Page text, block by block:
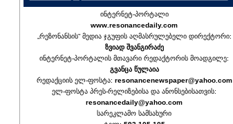
ინტერნეტ-პორტალი
www.resonancedaily.com
„რეზონანსის“ მედია ჯგუფის აღმასრულებელი დირექტორი:
ზვიად შვანგირაძე
ინტერნეტ-პორტალის მთავარი რედაქტორის მოადგილე:
გვანცა წულაია
რედაქციის ელ-ფოსტა: resonancenewspaper@yahoo.com
ელ-ფოსტა პრეს-რელიზებისა და ანონსებისათვის:
resonancedaily@yahoo.com
სარეკლამო სამსახური